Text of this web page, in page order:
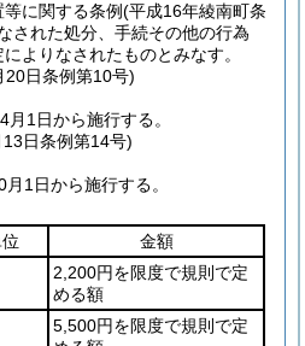
に関する条例(平成16年綾南町条
された処分、手続その他の行為
よりなされたものとみなす。
20日条例第10号)
1日から施行する。
13日条例第14号)
1日から施行する。
金額
2,200円を限度で規則で定
める額
5,500円を限度で規則で定